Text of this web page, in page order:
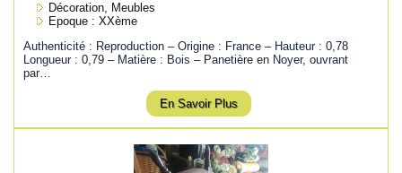
Décoration, Meubles
Epoque : XXème
Authenticité : Reproduction – Origine : France – Hauteur : 0,78
Longueur : 0,79 – Matière : Bois – Panetière en Noyer, ouvrant
par…
En Savoir Plus